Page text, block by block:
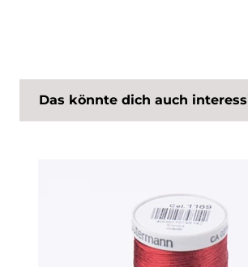
Das könnte dich auch